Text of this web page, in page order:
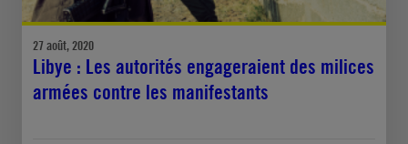
27 août, 2020
Libye : Les autorités engageraient des milices
armées contre les manifestants